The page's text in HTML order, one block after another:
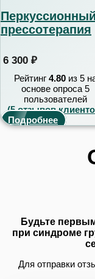
прессотерапия
6 300 ₽
Рейтинг4.80 из 5
основе опроса5
пользователей
(5отзывов
Подробнее
Будьте
при синдроме
Для отправки